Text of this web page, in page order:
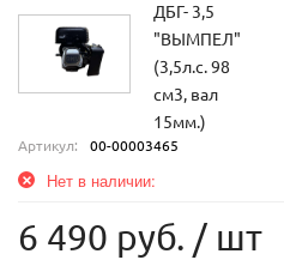
Артикул: 00-00003465
Нет в наличии:
6 490 руб. / шт